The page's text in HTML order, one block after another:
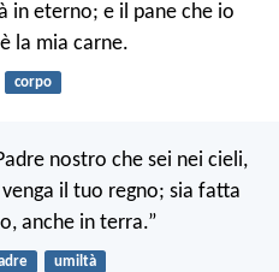
in eterno; e il pane che io
la mia carne.
corpo
nostro che sei nei cieli,
il tuo regno; sia fatta
anche in terra.”
umiltà